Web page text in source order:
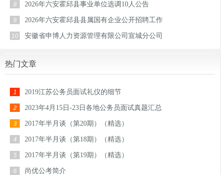
8 2026年六安霍邱县事业单位选调10人公告
9 2026年六安霍邱县县属国有企业公开招聘工作
10 安徽省申博人力资源管理有限公司宣城分公司
热门文章
1 2019江苏公务员面试礼仪的细节
2 2023年4月15日-23日各地公务员面试真题汇总
3 2017年半月谈（第20期）（精选）
4 2017年半月谈（第18期）（精选）
5 2017年半月谈（第19期）（精选）
6 尚优公考简介